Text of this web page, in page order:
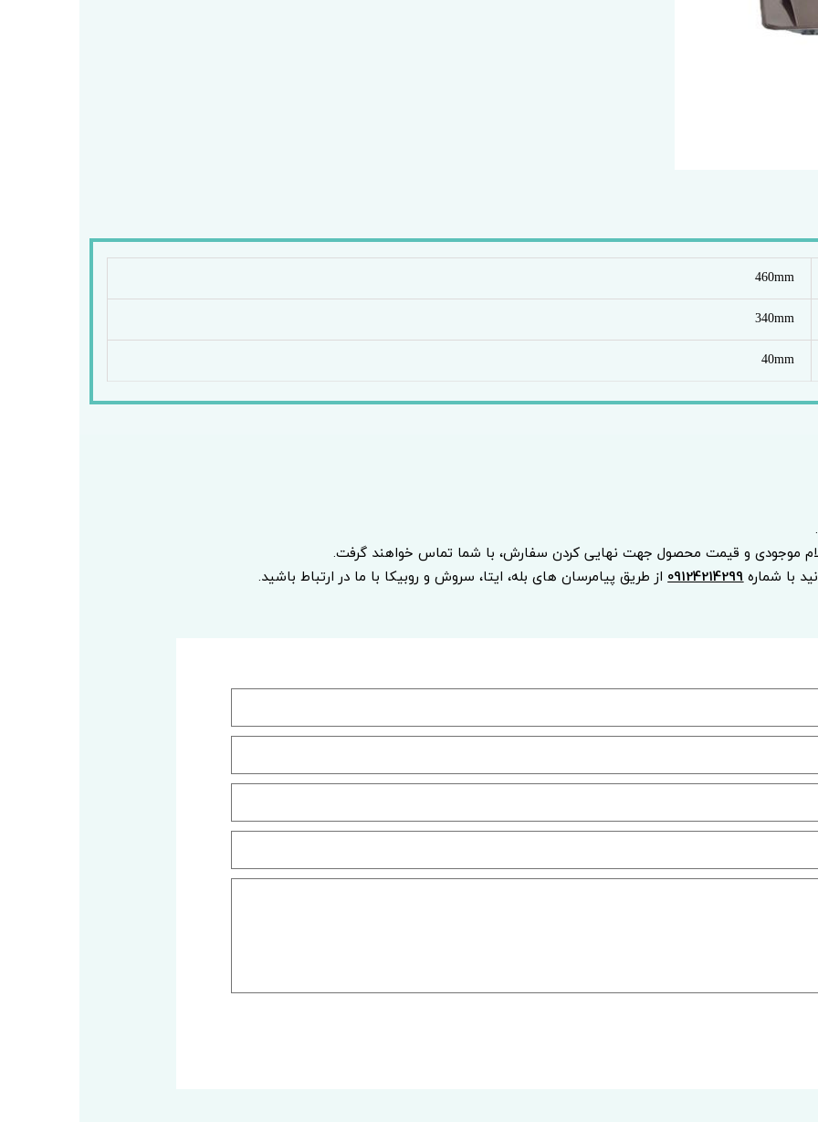
460mm
340mm
40mm
موجودی و قیمت محصول جهت نهایی کردن سفارش، با شما تماس خواهند گرفت.
با شماره09124214299از طریق پیامرسان های بله، ایتا، سروش و روبیکا با ما در ارتباط باشید.